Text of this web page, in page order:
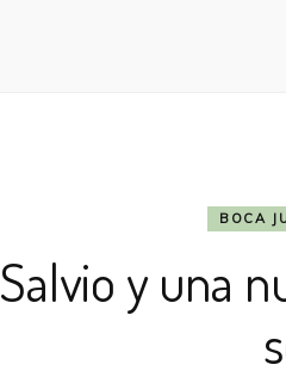
BOCA
Salvio y una